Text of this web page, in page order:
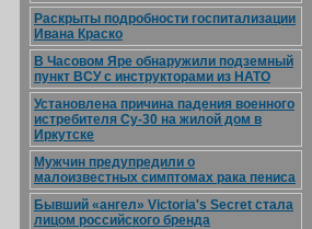
Раскрыты подробности госпитализации
Ивана Краско
В Часовом Яре обнаружили подземный
пункт ВСУ с инструкторами из НАТО
Установлена причина падения военного
истребителя Су-30 на жилой дом в
Иркутске
Мужчин предупредили о
малоизвестных симптомах рака пениса
Бывший «ангел» Victoria's Secret стала
лицом российского бренда